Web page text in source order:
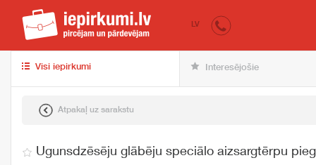
iepirkumi.lv
LV
Visi iepirkumi Interesējošie
Atpakaļ uz sarakstu
Ugunsdzēsēju glābēju speciālo aizsargtērpu